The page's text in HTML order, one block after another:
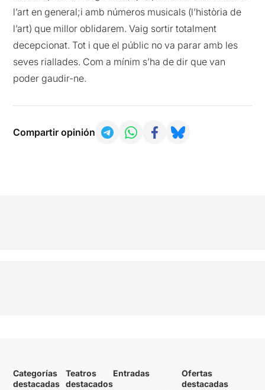
l’art en general;i amb números musicals (l’història de
l’art) que millor oblidarem. Vaig sortir totalment
decepcionat. Tot i que el públic no va parar amb les
seves riallades. Com a mínim s’ha de dir que van
poder gaudir-ne.
Compartir opinión
Categorías
destacadas
Teatros
destacados
Entradas
Ofertas
destacadas